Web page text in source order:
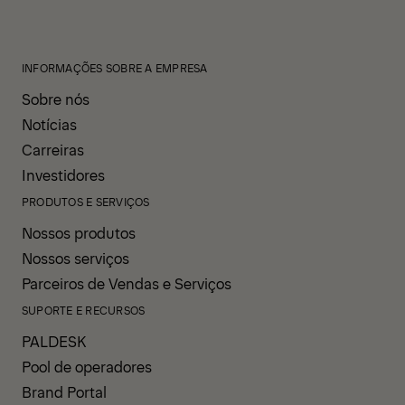
INFORMAÇÕES SOBRE A EMPRESA
Sobre nós
Notícias
Carreiras
Investidores
PRODUTOS E SERVIÇOS
Nossos produtos
Nossos serviços
Parceiros de Vendas e Serviços
SUPORTE E RECURSOS
PALDESK
Pool de operadores
Brand Portal